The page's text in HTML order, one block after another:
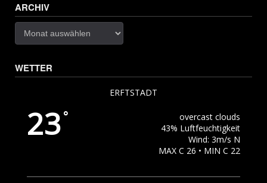
ARCHIV
WETTER
ERFTSTADT
23°
overcast clouds
43% Luftfeuchtigkeit
Wind: 3m/s N
MAX C 26 • MIN C 22